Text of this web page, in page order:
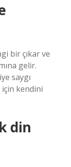
bir çıkar ve
gelir.
saygı
için kendini
din